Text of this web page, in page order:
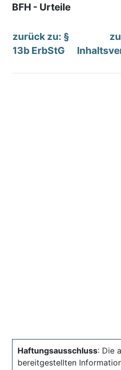
BFH - Urteile
zurück zu: §
13b ErbStG
Haftungsausschluss: Die
bereitgestellten